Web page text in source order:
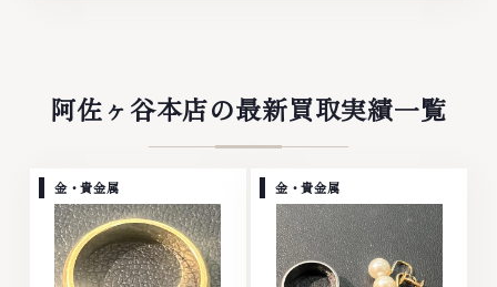
阿佐ヶ谷本店の最新買取実績一覧
金・貴金属 金・貴金属